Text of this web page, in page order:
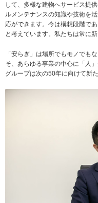
して、多様な建物へサービス提
ルメンテナンスの知識や技術を
応ができます。今は構想段階で
と考えています。私たちは常に
「安らぎ」は場所でもモノでも
そ、あらゆる事業の中心に「人
グループは次の50年に向けて新